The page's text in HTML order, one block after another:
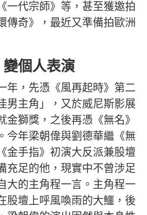
一代宗師》等，甚至獲邀拍
傳奇》，最近又準備拍歐洲
個人表演
年，先憑《風再起時》第二
男主角」，又於威尼斯影展
獅獎，之後再憑《無名》
今年梁朝偉與劉德華繼《無
金手指》初演大反派兼股壇
充足的他，現實中不曾涉足
大的主角程一言。主角程一
股壇上呼風喚雨的大鱷，後